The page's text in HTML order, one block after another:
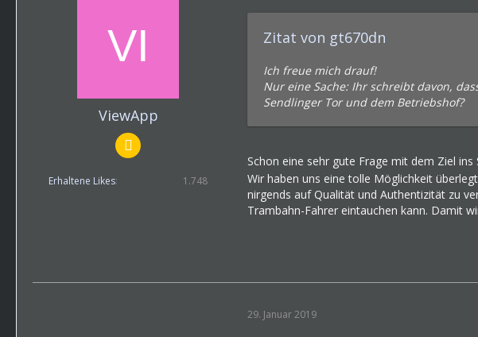
ViewApp
Erhaltene Likes 1.748
Zitat von gt670dn
Ich freue mich drauf!
Nur eine Sache: Ihr schreibt davon,
Sendlinger Tor und dem Betriebshof?
Schon eine sehr gute Frage mit dem Ziel ins
Wir haben uns eine tolle Möglichkeit
nirgends auf Qualität und Authentizität zu
Trambahn-Fahrer eintauchen kann. Damit
29. Januar 2019